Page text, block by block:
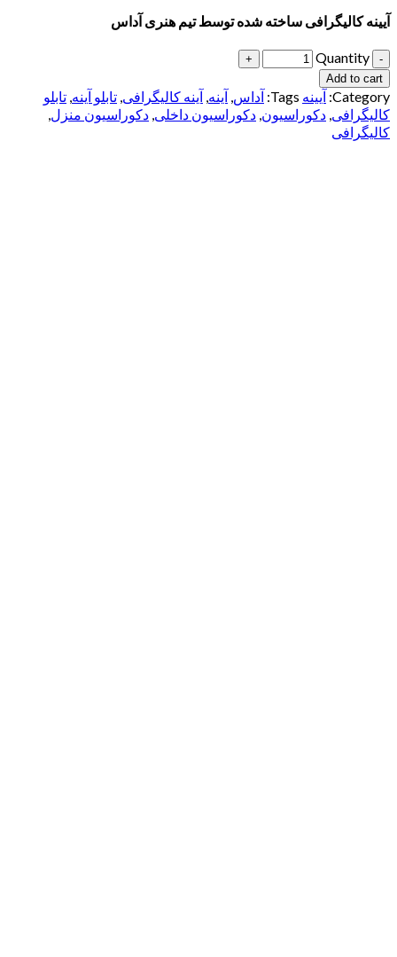
آیینه کالیگرافی ساخته شده توسط تیم هنری آداس
Quantity
Add to cart
Category: آیینه Tags: آداس, آینه, آینه کالیگرافی, تابلو آینه, تابلو
کالیگرافی, دکوراسیون, دکوراسیون داخلی, دکوراسیون منزل,
کالیگرافی